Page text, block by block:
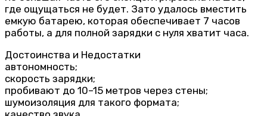
где ощущаться не будет. Зато удалось вместить
емкую батарею, которая обеспечивает 7 часов
работы, а для полной зарядки с нуля хватит часа.
Достоинства и Недостатки
автономность;
скорость зарядки;
пробивают до 10–15 метров через стены;
шумоизоляция для такого формата;